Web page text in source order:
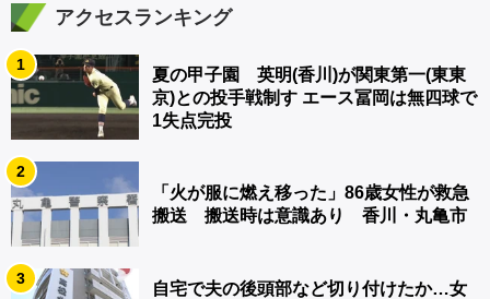
アクセスランキング
1
夏の甲子園 英明(香川)が関東第一(東東
京)との投手戦制す エース冨岡は無四球で
1失点完投
2
「火が服に燃え移った」86歳女性が救急
搬送 搬送時は意識あり 香川・丸亀市
3
自宅で夫の後頭部など切り付けたか…女